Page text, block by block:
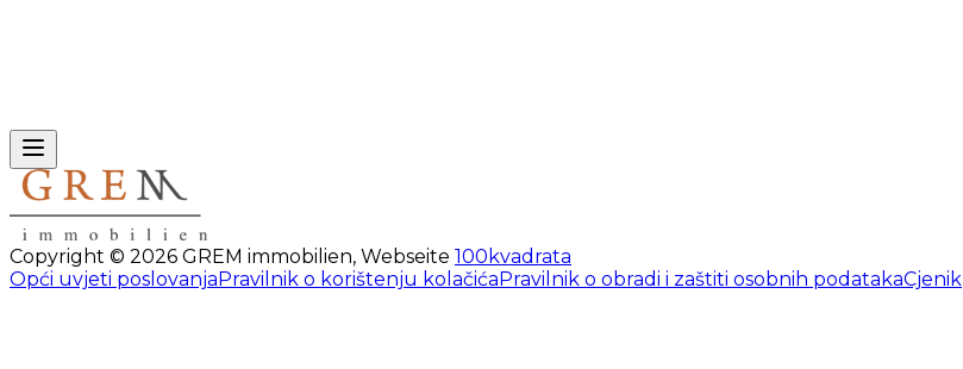
Copyright © 2026 GREM immobilien, Webseite 100kvadrata
Opći uvjeti poslovanjaPravilnik o korištenju kolačićaPravilnik o obradi i zaštiti osobnih podatakaCjenik